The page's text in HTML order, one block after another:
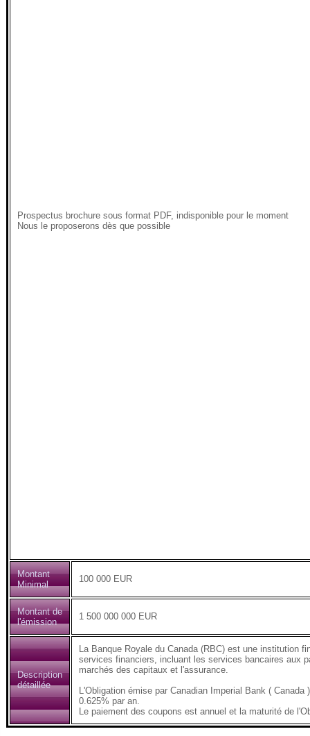
Prospectus brochure sous format PDF, indisponible pour le moment
Nous le proposerons dès que possible
Montant
Minimal
100 000 EUR
Montant de
l'émission
1 500 000 000 EUR
Description
détaillée
La Banque Royale du Canada (RBC) est une institution
services financiers, incluant les services bancaires aux
marchés des capitaux et l'assurance.
L'Obligation émise par Canadian Imperial Bank (
0.625% par an.
Le paiement des coupons est annuel et la maturité de